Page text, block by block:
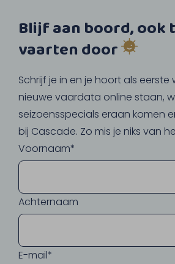
Blijf aan boord, ook
vaarten door
Schrijf je in en je hoort als eerste
nieuwe vaardata online staan,
seizoensspecials eraan komen
bij Cascade. Zo mis je niks van
Voornaam*
Achternaam
E-mail*